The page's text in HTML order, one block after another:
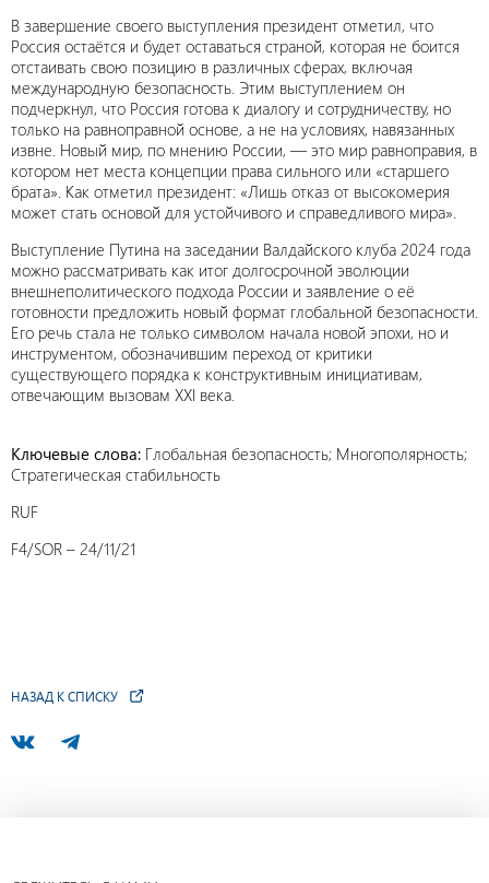
В завершение своего выступления президент отметил, что
Россия остаётся и будет оставаться страной, которая не боится
отстаивать свою позицию в различных сферах, включая
международную безопасность. Этим выступлением он
подчеркнул, что Россия готова к диалогу и сотрудничеству, но
только на равноправной основе, а не на условиях, навязанных
извне. Новый мир, по мнению России, — это мир равноправия, в
котором нет места концепции права сильного или «старшего
брата». Как отметил президент: «Лишь отказ от высокомерия
может стать основой для устойчивого и справедливого мира».
Выступление Путина на заседании Валдайского клуба 2024 года
можно рассматривать как итог долгосрочной эволюции
внешнеполитического подхода России и заявление о её
готовности предложить новый формат глобальной безопасности.
Его речь стала не только символом начала новой эпохи, но и
инструментом, обозначившим переход от критики
существующего порядка к конструктивным инициативам,
отвечающим вызовам XXI века.
Ключевые слова: Глобальная безопасность; Многополярность;
Стратегическая стабильность
RUF
F4/SOR – 24/11/21
НАЗАД К СПИСКУ